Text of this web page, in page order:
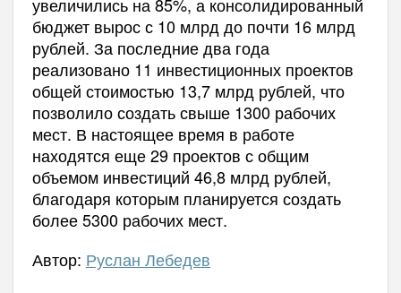
увеличились на 85%, а консолидированный
бюджет вырос с 10 млрд до почти 16 млрд
рублей. За последние два года
реализовано 11 инвестиционных проектов
общей стоимостью 13,7 млрд рублей, что
позволило создать свыше 1300 рабочих
мест. В настоящее время в работе
находятся еще 29 проектов с общим
объемом инвестиций 46,8 млрд рублей,
благодаря которым планируется создать
более 5300 рабочих мест.
Автор: Руслан Лебедев